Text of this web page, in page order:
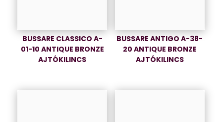
BUSSARE CLASSICO A-
01-10 ANTIQUE BRONZE
AJTÓKILINCS
BUSSARE ANTIGO A-38-
20 ANTIQUE BRONZE
AJTÓKILINCS